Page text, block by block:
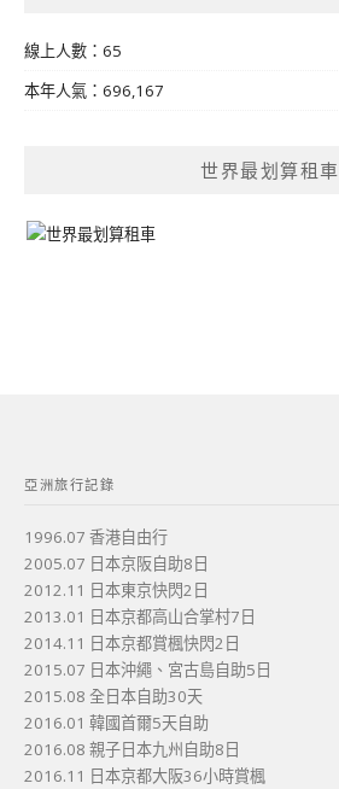
線上人數：65
本年人氣：696,167
世界最划算租車
亞洲旅行記錄
1996.07 香港自由行
2005.07 日本京阪自助8日
2012.11 日本東京快閃2日
2013.01 日本京都高山合掌村7日
2014.11 日本京都賞楓快閃2日
2015.07 日本沖繩、宮古島自助5日
2015.08 全日本自助30天
2016.01 韓國首爾5天自助
2016.08 親子日本九州自助8日
2016.11 日本京都大阪36小時賞楓